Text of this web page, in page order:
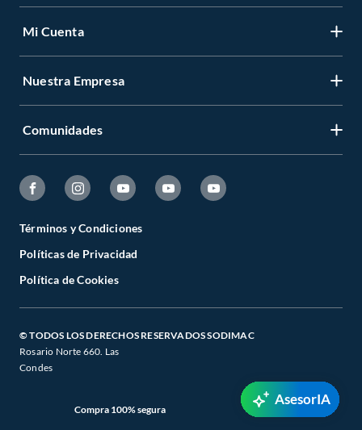
Mi Cuenta
Nuestra Empresa
Comunidades
Términos y Condiciones
Políticas de Privacidad
Política de Cookies
© TODOS LOS DERECHOS RESERVADOS SODIMAC
Rosario Norte 660. Las
Condes
Compra 100% segura
AsesorIA